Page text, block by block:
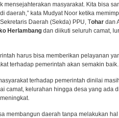
mensejahterakan masyarakat. Kita bisa
daerah,” kata Mudyat Noor ketika
Daerah (Sekda) PPU, Tohar dan
Herlambang dan diikuti seluruh camat,
harus bisa memberikan pelayanan
terhadap pemerintah akan semakin baik.
terhadap pemerintah dinilai
camat, kelurahan hingga desa yang ada
membangun daerah tanpa melakukan